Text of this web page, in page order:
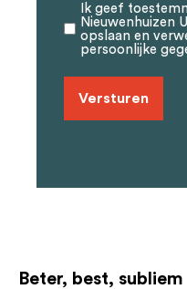
Geen
titel
Ik geef
Nieuwenhuizen
opslaan en
persoonlijke
Beter, best, subliem